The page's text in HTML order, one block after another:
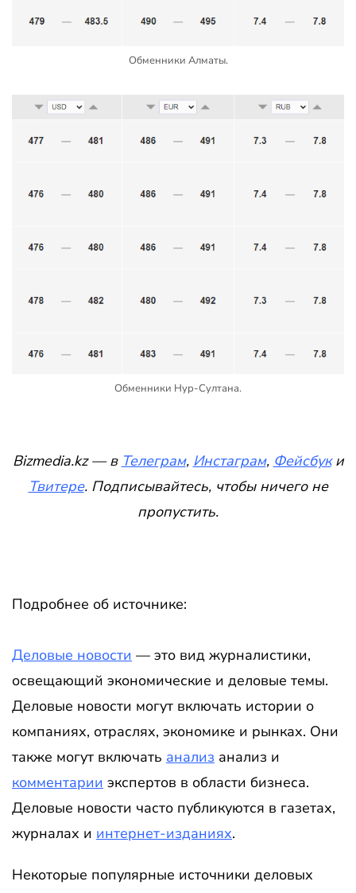
Обменники Алматы.
Обменники Нур-Султана.
Bizmedia.kz — в Телеграм, Инстаграм, Фейсбуки
Твитере. Подписывайтесь, чтобы ничего не
пропустить.
Подробнее об источнике:
Деловые новости — это вид журналистики,
освещающий экономические и деловые темы.
Деловые новости могут включать истории о
компаниях, отраслях, экономике и рынках. Они
также могут включать анализ анализ и
комментарии экспертов в области бизнеса.
Деловые новости часто публикуются в газетах,
журналах и интернет-изданиях.
Некоторые популярные источники деловых